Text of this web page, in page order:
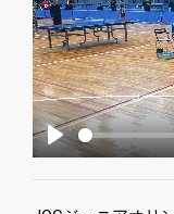
Play